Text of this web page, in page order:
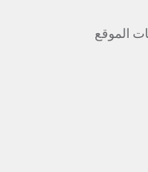
الموقع